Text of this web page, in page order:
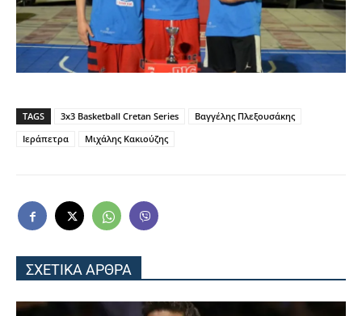
TAGS 3x3 Basketball Cretan Series
Βαγγέλης Πλεξουσάκης
Ιεράπετρα
Μιχάλης Κακιούζης
ΣΧΕΤΙΚΑ ΑΡΘΡΑ